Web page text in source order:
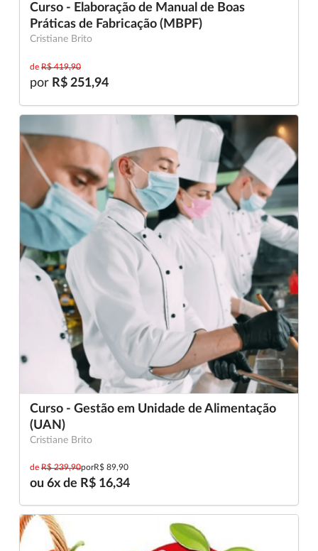
Curso - Elaboração de Manual de Boas
Práticas de Fabricação (MBPF)
Cristiane Brito
de R$ 419,90
por R$ 251,94
Curso - Gestão em Unidade de Alimentação
(UAN)
Cristiane Brito
de R$ 239,90porR$ 89,90
ou 6x de R$ 16,34